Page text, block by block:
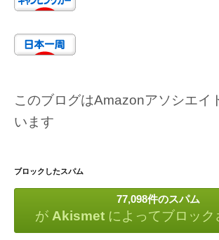
このブログはAmazonアソシエイ
います
ブロックしたスパム
77,098件のスパム
が Akismetによってブロック